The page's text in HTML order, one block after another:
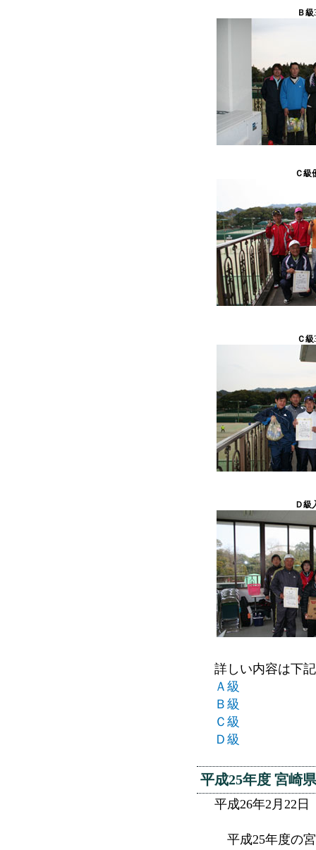
Ｂ
Ｃ級
Ｃ級
Ｄ級
詳しい内容は下
Ａ級
Ｂ級
Ｃ級
Ｄ級
平成25年度 宮崎
平成26年2月22
平成25年度の